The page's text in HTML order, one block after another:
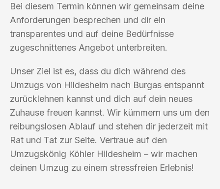
Bei diesem Termin können wir gemeinsam deine
Anforderungen besprechen und dir ein
transparentes und auf deine Bedürfnisse
zugeschnittenes Angebot unterbreiten.
Unser Ziel ist es, dass du dich während des
Umzugs von Hildesheim nach Burgas entspannt
zurücklehnen kannst und dich auf dein neues
Zuhause freuen kannst. Wir kümmern uns um den
reibungslosen Ablauf und stehen dir jederzeit mit
Rat und Tat zur Seite. Vertraue auf den
Umzugskönig Köhler Hildesheim – wir machen
deinen Umzug zu einem stressfreien Erlebnis!